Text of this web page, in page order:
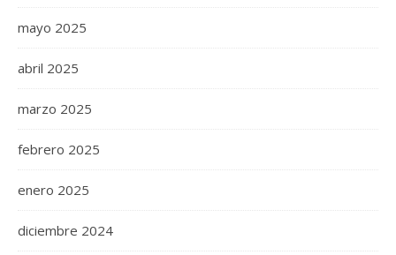
mayo 2025
abril 2025
marzo 2025
febrero 2025
enero 2025
diciembre 2024